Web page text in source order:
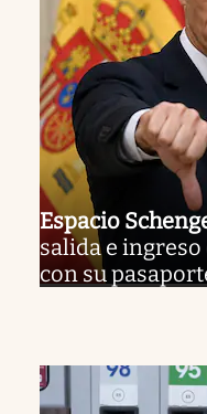
Espacio
salida e
con su